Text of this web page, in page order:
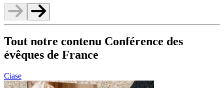
Tout notre contenu Conférence des
évêques de France
Ciase